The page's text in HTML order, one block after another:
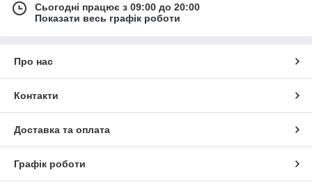
Сьогодні працює з 09:00 до 20:00
Показати весь графік роботи
Про нас
Контакти
Доставка та оплата
Графік роботи